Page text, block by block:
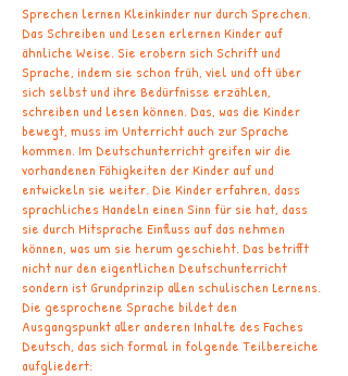
Sprechen lernen Kleinkinder nur durch Sprechen.
Das Schreiben und Lesen erlernen Kinder auf
ähnliche Weise. Sie erobern sich Schrift und
Sprache, indem sie schon früh, viel und oft über
sich selbst und ihre Bedürfnisse erzählen,
schreiben und lesen können. Das, was die Kinder
bewegt, muss im Unterricht auch zur Sprache
kommen. Im Deutschunterricht greifen wir die
vorhandenen Fähigkeiten der Kinder auf und
entwickeln sie weiter. Die Kinder erfahren, dass
sprachliches Handeln einen Sinn für sie hat, dass
sie durch Mitsprache Einfluss auf das nehmen
können, was um sie herum geschieht. Das betrifft
nicht nur den eigentlichen Deutschunterricht
sondern ist Grundprinzip allen schulischen Lernens.
Die gesprochene Sprache bildet den
Ausgangspunkt aller anderen Inhalte des Faches
Deutsch, das sich formal in folgende Teilbereiche
aufgliedert: